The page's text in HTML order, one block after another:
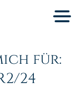
für:
24